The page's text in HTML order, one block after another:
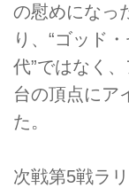
の慰めになっ
り、“ゴッド
代”ではなく
台の頂点にア
た。
次戦第5戦ラ